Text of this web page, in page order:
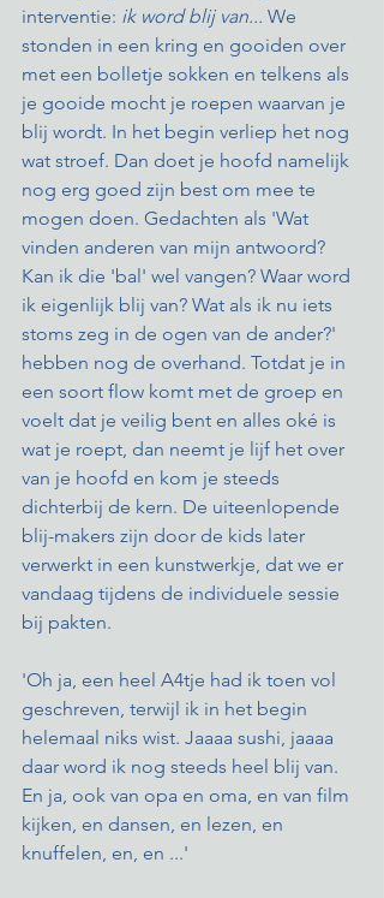
interventie: ik word blij van... We
stonden in een kring en gooiden over
met een bolletje sokken en telkens als
je gooide mocht je roepen waarvan je
blij wordt. In het begin verliep het nog
wat stroef. Dan doet je hoofd namelijk
nog erg goed zijn best om mee te
mogen doen. Gedachten als 'Wat
vinden anderen van mijn antwoord?
Kan ik die 'bal' wel vangen? Waar word
ik eigenlijk blij van? Wat als ik nu iets
stoms zeg in de ogen van de ander?'
hebben nog de overhand. Totdat je in
een soort flow komt met de groep en
voelt dat je veilig bent en alles oké is
wat je roept, dan neemt je lijf het over
van je hoofd en kom je steeds
dichterbij de kern. De uiteenlopende
blij-makers zijn door de kids later
verwerkt in een kunstwerkje, dat we er
vandaag tijdens de individuele sessie
bij pakten.
'Oh ja, een heel A4tje had ik toen vol
geschreven, terwijl ik in het begin
helemaal niks wist. Jaaaa sushi, jaaaa
daar word ik nog steeds heel blij van.
En ja, ook van opa en oma, en van film
kijken, en dansen, en lezen, en
knuffelen, en, en ...'